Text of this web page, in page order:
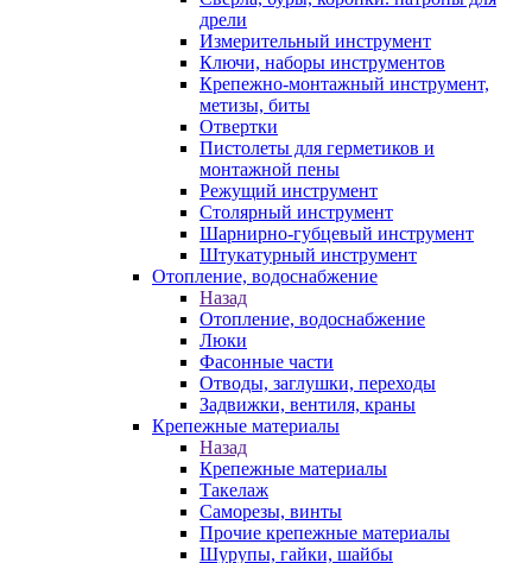
дрели
Измерительный инструмент
Ключи, наборы инструментов
Крепежно-монтажный инструмент,
метизы, биты
Отвертки
Пистолеты для герметиков и
монтажной пены
Режущий инструмент
Столярный инструмент
Шарнирно-губцевый инструмент
Штукатурный инструмент
Отопление, водоснабжение
Назад
Отопление, водоснабжение
Люки
Фасонные части
Отводы, заглушки, переходы
Задвижки, вентиля, краны
Крепежные материалы
Назад
Крепежные материалы
Такелаж
Саморезы, винты
Прочие крепежные материалы
Шурупы, гайки, шайбы